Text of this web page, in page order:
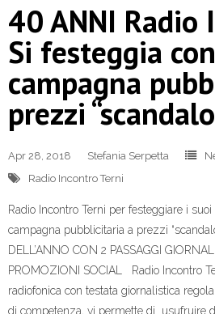
40 ANNI Radio
Si festeggia
campagna
prezzi
Apr 28, 2018 Stefania Serpetta
Radio Incontro Terni
Radio Incontro Terni per festeggiare i
campagna pubblicitaria a prezzi
DELL’ANNO CON 2 PASSAGGI
PROMOZIONI SOCIAL Radio Incontro
radiofonica con testata giornalistica
di competenza, vi permette di usufruire